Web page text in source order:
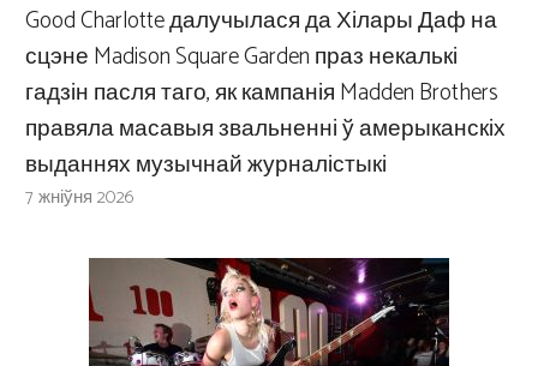
Good Charlotte далучылася да Хілары Даф на
сцэне Madison Square Garden праз некалькі
гадзін пасля таго, як кампанія Madden Brothers
правяла масавыя звальненні ў амерыканскіх
выданнях музычнай журналістыкі
7 жніўня 2026